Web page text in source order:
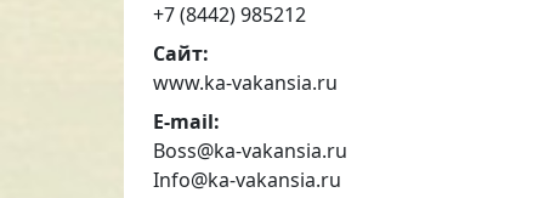
+7 (8442) 985212
Сайт:
www.ka-vakansia.ru
E-mail:
Вoss@ka-vakansia.ru
Info@ka-vakansia.ru